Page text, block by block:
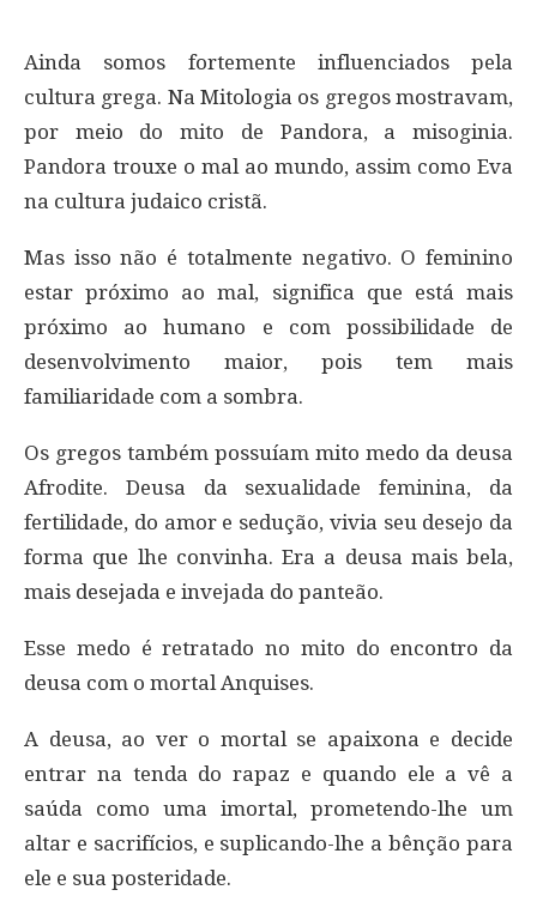
Ainda somos fortemente influenciados pela
cultura grega. Na Mitologia os gregos mostravam,
por meio do mito de Pandora, a misoginia.
Pandora trouxe o mal ao mundo, assim como Eva
na cultura judaico cristã.
Mas isso não é totalmente negativo. O feminino
estar próximo ao mal, significa que está mais
próximo ao humano e com possibilidade de
desenvolvimento maior, pois tem mais
familiaridade com a sombra.
Os gregos também possuíam mito medo da deusa
Afrodite. Deusa da sexualidade feminina, da
fertilidade, do amor e sedução, vivia seu desejo da
forma que lhe convinha. Era a deusa mais bela,
mais desejada e invejada do panteão.
Esse medo é retratado no mito do encontro da
deusa com o mortal Anquises.
A deusa, ao ver o mortal se apaixona e decide
entrar na tenda do rapaz e quando ele a vê a
saúda como uma imortal, prometendo-lhe um
altar e sacrifícios, e suplicando-lhe a bênção para
ele e sua posteridade.